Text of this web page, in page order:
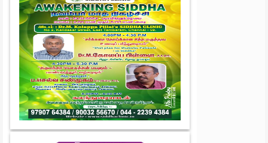
அவர்களுக்கு வாழ்த்துக்கள்.